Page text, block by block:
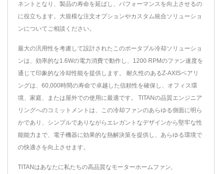
ネントとなり、製品の寿命を延ばし、パフォーマンスを向上させるの
に役立ちます。大規模な注文オプションやカスタム統合ソリューショ
ンについてご相談ください。
最大の汎用性を考慮して設計されたこのポータブル冷却ソリューショ
ンは、効率的な1.6Wの電力消費で動作し、1200 RPMのファン速度を
通じて印象的な冷却性能を提供します。 耐久性のあるZ-AXISベアリ
ングは、60,000時間の寿命で卓越した信頼性を確保し、オフィス環
境、家庭、または屋外での使用に最適です。 TITANの品質エンジニア
リングへのコミットメントは、この冷却ファンのあらゆる側面に明ら
かであり、シンプルでありながらエレガントなデザインから堅牢な性
能能力まで、電子機器に効果的な熱解決策を提供し、あらゆる環境で
の快適さを向上させます。
TITANはあなたに私たちの高品質なモーターホームファン,